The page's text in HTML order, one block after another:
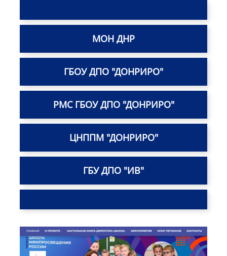
МОН ДНР
ГБОУ ДПО "ДОНРИРО"
РМС ГБОУ ДПО "ДОНРИРО"
ЦНППМ "ДОНРИРО"
ГБУ ДПО "ИВ"